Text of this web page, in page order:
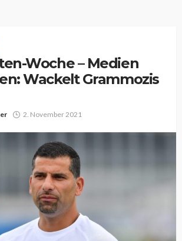
Woche – Medien
Wackelt Grammozis
2. November 2021